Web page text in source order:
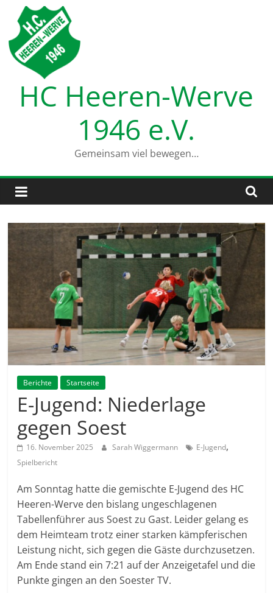
Inhalt
springen
HC Heeren-Werve
1946 e.V.
Gemeinsam viel bewegen…
Berichte Startseite
E-Jugend: Niederlage
gegen Soest
16. November 2025 Sarah Wiggermann E-Jugend,
Spielbericht
Am Sonntag hatte die gemischte E-Jugend des HC
Heeren-Werve den bislang ungeschlagenen
Tabellenführer aus Soest zu Gast. Leider gelang es
dem Heimteam trotz einer starken kämpferischen
Leistung nicht, sich gegen die Gäste durchzusetzen.
Am Ende stand ein 7:21 auf der Anzeigetafel und die
Punkte gingen an den Soester TV.